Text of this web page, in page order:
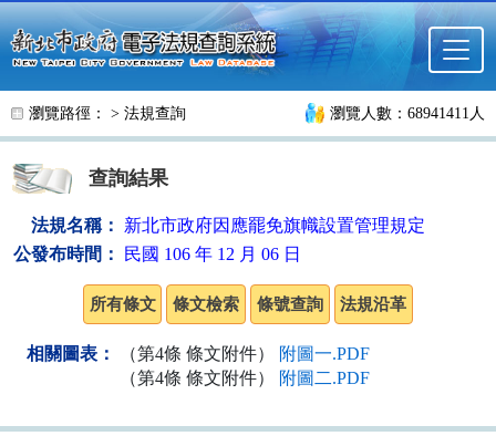
跳至主要內容
瀏覽路徑： > 法規查詢 瀏覽人數：68941411人
查詢結果
法規名稱：
新北市政府因應罷免旗幟設置管理規定
公發布時間：
民國 106 年 12 月 06 日
相關圖表： （第4條 條文附件）
附圖一.PDF
（第4條 條文附件）
附圖二.PDF